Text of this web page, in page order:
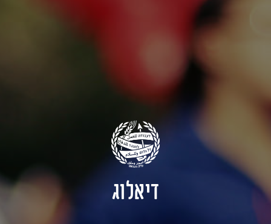
דיאלוג